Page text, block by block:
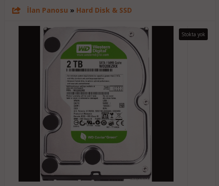
İlan Panosu » Hard Disk & SSD
Stokta yok